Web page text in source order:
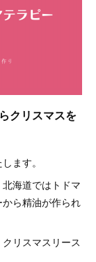
クリスマスを
ます。
海道ではトドマ
ら精油が作られ
リスマスリース